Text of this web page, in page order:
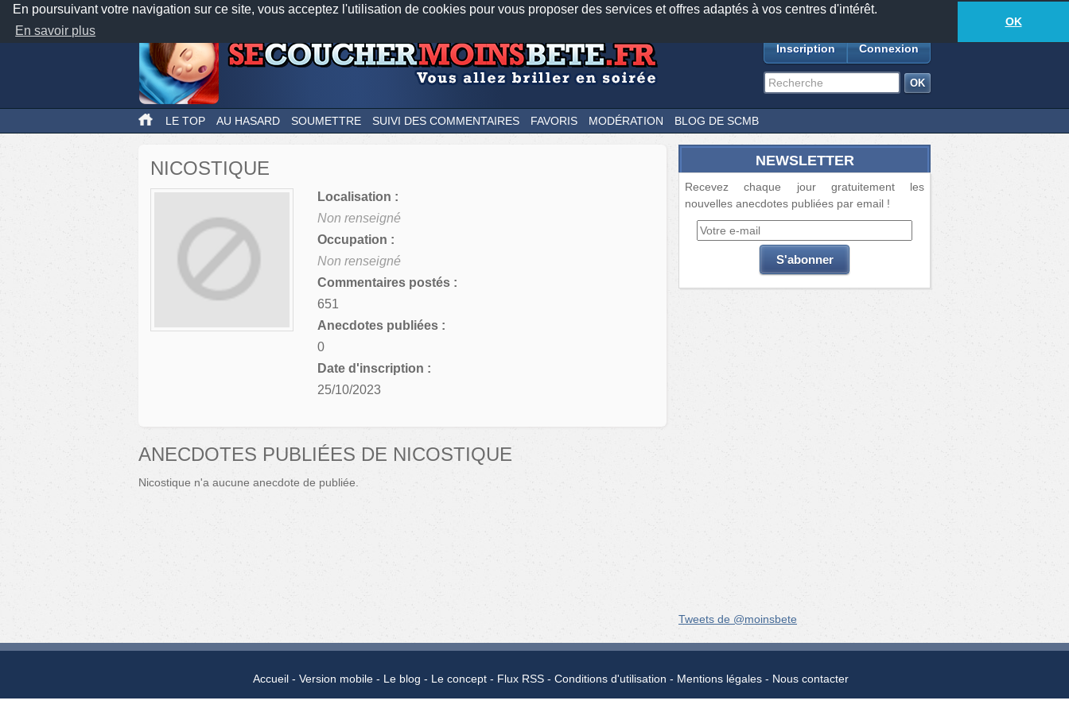
En poursuivant votre navigation sur ce site, vous acceptez l'utilisation de cookies pour vous proposer des services et offres adaptés à vos centres d'intérêt.
En savoir plus
OK
Nos applications mobiles Newsletter Facebook
TwitterFeeds18881anecdotes-546lecteurs connectés
Inscription Connexion
LE TOP AU HASARD SOUMETTRE SUIVI DES COMMENTAIRES FAVORIS MODÉRATION BLOG DE SCMB
NICOSTIQUE
Localisation :
Non renseigné
Occupation :
Non renseigné
Commentaires postés :
651
Anecdotes publiées :
0
Date d'inscription :
25/10/2023
ANECDOTES PUBLIÉES DE NICOSTIQUE
Nicostique n'a aucune anecdote de publiée.
NEWSLETTER
Recevez chaque jour gratuitement les
nouvelles anecdotes publiées par email !
Tweets de @moinsbete
Accueil Version mobile Le blog Le concept Flux RSS Conditions d'utilisation Mentions légales Nous contacter